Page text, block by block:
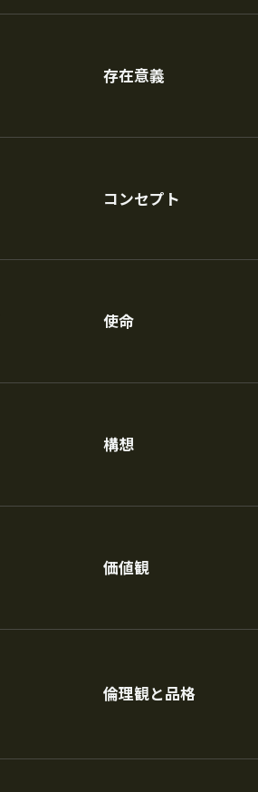
存在意義
コンセプト
使命
構想
価値観
倫理観と品格